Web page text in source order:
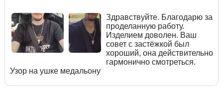
Здравствуйте. Благодарю за
проделанную работу.
Изделием доволен. Ваш
совет с застёжкой был
хороший, она действительно
гармонично смотреться.
Узор на ушке медальону